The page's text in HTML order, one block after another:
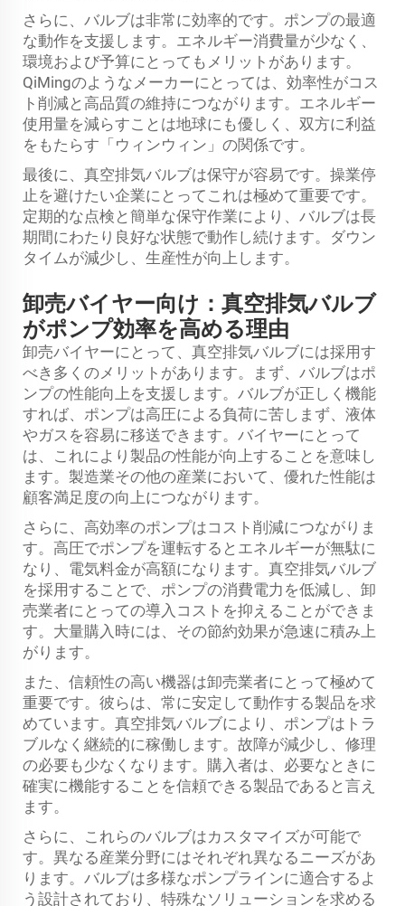
さらに、バルブは非常に効率的です。ポンプの最適
な動作を支援します。エネルギー消費量が少なく、
環境および予算にとってもメリットがあります。
QiMingのようなメーカーにとっては、効率性がコス
ト削減と高品質の維持につながります。エネルギー
使用量を減らすことは地球にも優しく、双方に利益
をもたらす「ウィンウィン」の関係です。
最後に、真空排気バルブは保守が容易です。操業停
止を避けたい企業にとってこれは極めて重要です。
定期的な点検と簡単な保守作業により、バルブは長
期間にわたり良好な状態で動作し続けます。ダウン
タイムが減少し、生産性が向上します。
卸売バイヤー向け：真空排気バルブ
がポンプ効率を高める理由
卸売バイヤーにとって、真空排気バルブには採用す
べき多くのメリットがあります。まず、バルブはポ
ンプの性能向上を支援します。バルブが正しく機能
すれば、ポンプは高圧による負荷に苦しまず、液体
やガスを容易に移送できます。バイヤーにとって
は、これにより製品の性能が向上することを意味し
ます。製造業その他の産業において、優れた性能は
顧客満足度の向上につながります。
さらに、高効率のポンプはコスト削減につながりま
す。高圧でポンプを運転するとエネルギーが無駄に
なり、電気料金が高額になります。真空排気バルブ
を採用することで、ポンプの消費電力を低減し、卸
売業者にとっての導入コストを抑えることができま
す。大量購入時には、その節約効果が急速に積み上
がります。
また、信頼性の高い機器は卸売業者にとって極めて
重要です。彼らは、常に安定して動作する製品を求
めています。真空排気バルブにより、ポンプはトラ
ブルなく継続的に稼働します。故障が減少し、修理
の必要も少なくなります。購入者は、必要なときに
確実に機能することを信頼できる製品であると言え
ます。
さらに、これらのバルブはカスタマイズが可能で
す。異なる産業分野にはそれぞれ異なるニーズがあ
ります。バルブは多様なポンプラインに適合するよ
う設計されており、特殊なソリューションを求める